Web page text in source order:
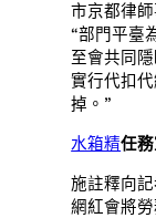
市京都律
“部門平臺
至會共同
實行代扣
掉。”
水箱精任
施註釋向
網紅會將